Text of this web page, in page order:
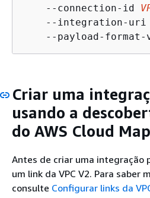
    --connection-id
    --integration-uri
--payload-format-
Criar uma
usando a
do AWS Cloud Map
Antes de criar uma integração
um link da VPC V2. Para saber
consulte Configurar links da